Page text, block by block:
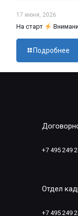
17 июня, 2026
На старт
Подробнее
+7 495 249
Отдел
+7 495 249